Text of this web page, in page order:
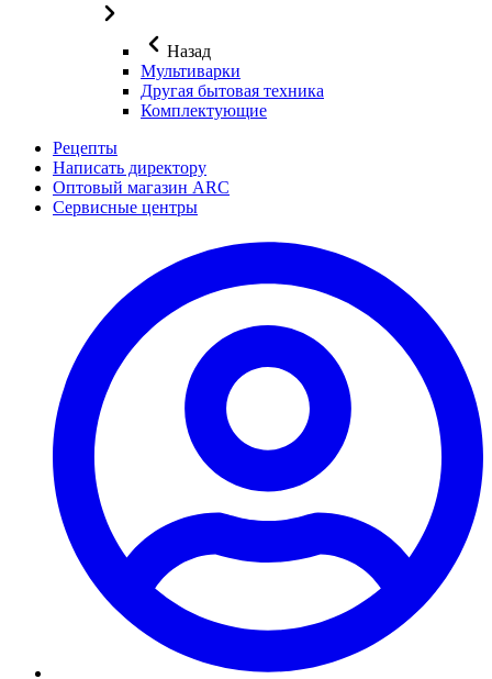
Назад
Мультиварки
Другая бытовая техника
Комплектующие
Рецепты
Написать директору
Оптовый магазин ARC
Сервисные центры